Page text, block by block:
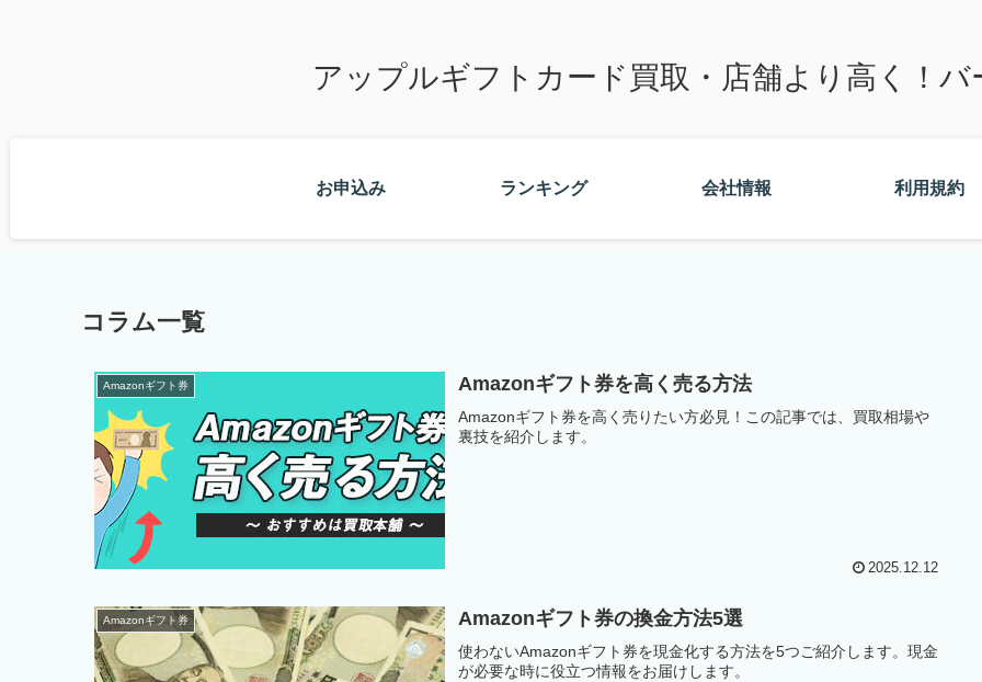
アップルギフトカード買取・店舗より高く！
お申込み ランキング 会社情報 利用規約
コラム一覧
Amazonギフト券 Amazonギフト券を高く売る方法
Amazonギフト券を高く売りたい方必見！この記事では、買取相場や
裏技を紹介します。
2025.12.12
Amazonギフト券 Amazonギフト券の換金方法5選
使わないAmazonギフト券を現金化する方法を5つご紹介します。現金
が必要な時に役立つ情報をお届けします。